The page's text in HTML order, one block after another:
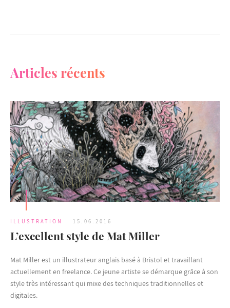
Articles récents
ILLUSTRATION 15.06.2016
L’excellent style de Mat Miller
Mat Miller est un illustrateur anglais basé à Bristol et travaillant
actuellement en freelance. Ce jeune artiste se démarque grâce à son
style très intéressant qui mixe des techniques traditionnelles et
digitales.